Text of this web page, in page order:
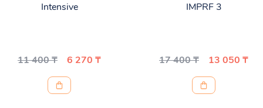
Intensive
11 400 ₸ 6 270 ₸
IMPRF 3
17 400 ₸ 13 050 ₸